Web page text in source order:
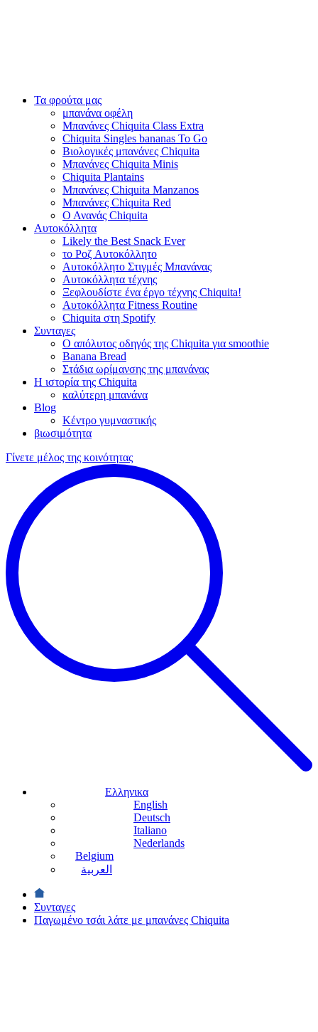
Τα φρούτα μας
μπανάνα οφέλη
Μπανάνες Chiquita Class Extra
Chiquita Singles bananas To Go
Βιολογικές μπανάνες Chiquita
Μπανάνες Chiquita Minis
Chiquita Plantains
Μπανάνες Chiquita Manzanos
Μπανάνες Chiquita Red
Ο Ανανάς Chiquita
Αυτοκόλλητα
Likely the Best Snack Ever
το Ροζ Αυτοκόλλητο
Αυτοκόλλητο Στιγμές Μπανάνας
Αυτοκόλλητα τέχνης
Ξεφλουδίστε ένα έργο τέχνης Chiquita!
Αυτοκόλλητα Fitness Routine
Chiquita στη Spotify
Συνταγες
Ο απόλυτος οδηγός της Chiquita για smoothie
Banana Bread
Στάδια ωρίμανσης της μπανάνας
Η ιστορία της Chiquita
καλύτερη μπανάνα
Blog
Κέντρο γυμναστικής
βιωσιμότητα
Γίνετε μέλος της κοινότητας
Ελληνικα
English
Deutsch
Italiano
Nederlands
Belgium
العربية
Συνταγες
Παγωμένο τσάι λάτε με μπανάνες Chiquita